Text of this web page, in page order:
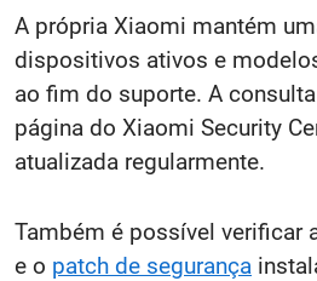
A própria Xiaomi mantém
dispositivos ativos e
ao fim do suporte. A
página do Xiaomi Security
atualizada regularmente.
Também é possível verificar
e o patch de segurança